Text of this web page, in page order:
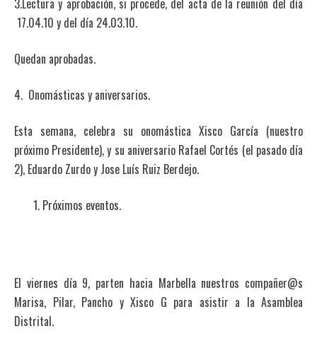
3.Lectura y aprobación, si procede, del acta de la reunión del día
17.04.10 y del día 24.03.10.
Quedan aprobadas.
4. Onomásticas y aniversarios.
Esta semana, celebra su onomástica Xisco García (nuestro
próximo Presidente), y su aniversario Rafael Cortés (el pasado día
2), Eduardo Zurdo y Jose Luís Ruiz Berdejo.
Próximos eventos.
El viernes día 9, parten hacia Marbella nuestros compañer@s
Marisa, Pilar, Pancho y Xisco G para asistir a la Asamblea
Distrital.